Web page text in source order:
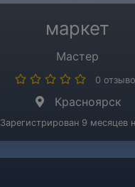
маркет
Мастер
0
Красноярск
Зарегистрирован 9 месяцев